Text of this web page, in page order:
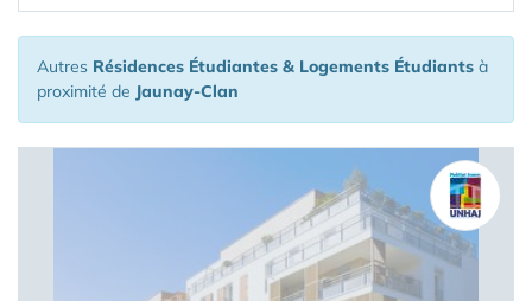
Autres Résidences Étudiantes & Logements Étudiants à
proximité de Jaunay-Clan